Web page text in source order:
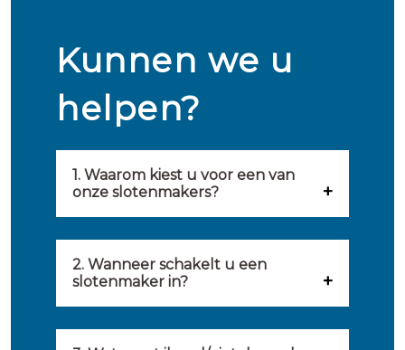
Kunnen we u
helpen?
1. Waarom kiest u voor een van
onze slotenmakers?
geselecteerd op kwaliteit,
2. Wanneer schakelt u een
slotenmaker in?